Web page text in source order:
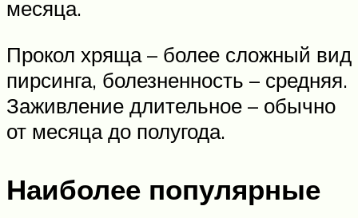
месяца.
Прокол хряща – более сложный вид
пирсинга, болезненность – средняя.
Заживление длительное – обычно
от месяца до полугода.
Наиболее популярные